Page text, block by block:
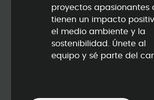
proyectos apasionantes
tienen un impacto
el medio ambiente y la
sostenibilidad. Únete al
equipo y sé parte del